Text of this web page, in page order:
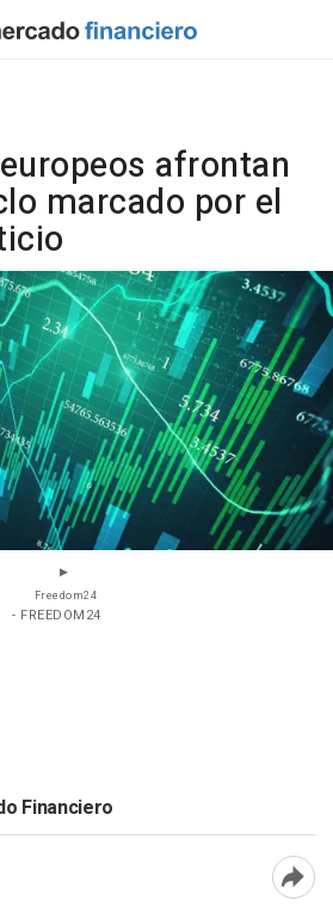
afrontan
marcado por el
Freedom24
- FREEDOM24
Financiero